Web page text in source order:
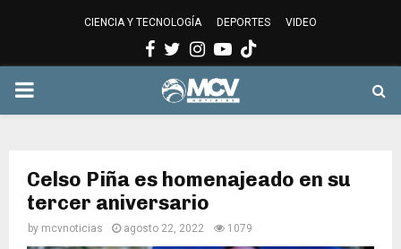
CIENCIA Y TECNOLOGÍA DEPORTES VIDEO
Facebook
Twitter
Instagram
Youtube
PRIMARY
Celso Piña es homenajeado en su
tercer aniversario
by mcvnoticias agosto 22, 2022 1079